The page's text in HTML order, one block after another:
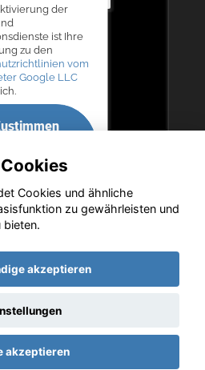
der
ist Ihre
zu den
vom
Google LLC
aktivieren
Autohaus Bernd Lurz KG
AGB
Cookies und ähnliche
zu gewährleisten und
bieten.
akzeptieren
akzeptieren